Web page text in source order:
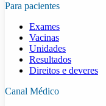
Para pacientes
Exames
Vacinas
Unidades
Resultados
Direitos e deveres
Canal Médico